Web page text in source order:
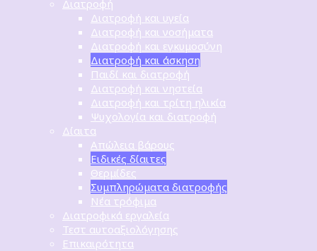
Διατροφή
Διατροφή και υγεία
Διατροφή και νοσήματα
Διατροφή και εγκυμοσύνη
Διατροφή και άσκηση
Παιδί και διατροφή
Διατροφή και νηστεία
Διατροφή και τρίτη ηλικία
Ψυχολογία και διατροφή
Δίαιτα
Απώλεια βάρους
Ειδικές δίαιτες
Θερμίδες
Συμπληρώματα διατροφής
Νέα τρόφιμα
Διατροφικά εργαλεία
Τεστ αυτοαξιολόγησης
Επικαιρότητα